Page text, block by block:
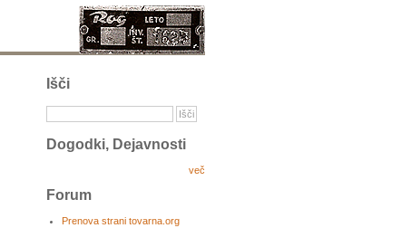
Išči
Dogodki, Dejavnosti
več
Forum
Prenova strani tovarna.org